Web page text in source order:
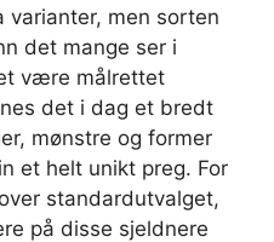
varianter, men sorten
det mange ser i
være målrettet
det i dag et bredt
mønstre og former
et helt unikt preg. For
standardutvalget,
på disse sjeldnere